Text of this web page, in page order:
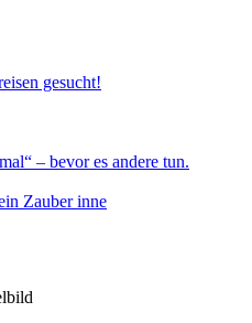
gesucht!
– bevor es andere tun.
Zauber inne